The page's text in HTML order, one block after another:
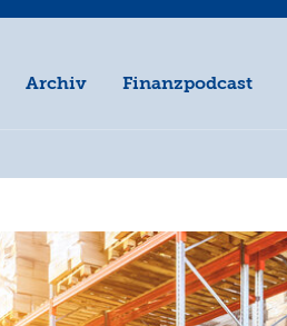
Archiv Finanzpodcast